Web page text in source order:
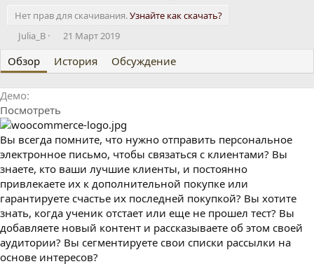
Нет прав для скачивания.Узнайте как скачать?
А
т
о
р
Julia_B
Д
т
а
с
д
а
и
я
21 Март 2019
Обзор История Обсуждение
Демо
Посмотреть
Вы всегда помните, что нужно отправить персональное
электронное письмо, чтобы связаться с клиентами? Вы
знаете, кто ваши лучшие клиенты, и постоянно
привлекаете их к дополнительной покупке или
гарантируете счастье их последней покупкой? Вы хотите
знать, когда ученик отстает или еще не прошел тест? Вы
добавляете новый контент и рассказываете об этом своей
аудитории? Вы сегментируете свои списки рассылки на
основе интересов?